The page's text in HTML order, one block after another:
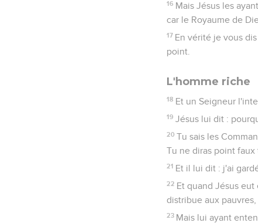
16 Mais Jésus les
car le Royaume de
17 En vérité je vous
point.
L'homme riche
18 Et un Seigneur
19 Jésus lui dit :
20 Tu sais les
Tu ne diras point
21 Et il lui dit : j'ai
22 Et quand Jésus
distribue aux
23 Mais lui ayant